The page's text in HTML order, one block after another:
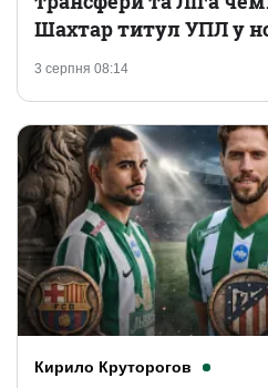
3 серпня 08:14
Шахтар титул УПЛ у
Кирило Круторогов